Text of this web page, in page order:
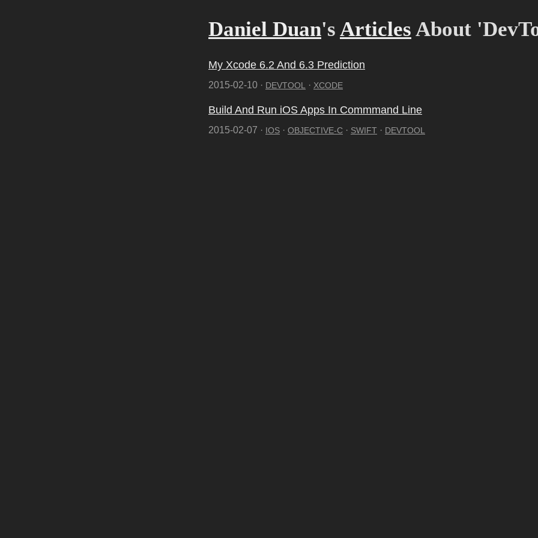
Daniel Duan's Articles About
My Xcode 6.2 And 6.3 Prediction
2015-02-10 · DEVTOOL · XCODE
Build And Run iOS Apps In Commmand Line
2015-02-07 · IOS · OBJECTIVE-C · SWIFT · DEVTOOL